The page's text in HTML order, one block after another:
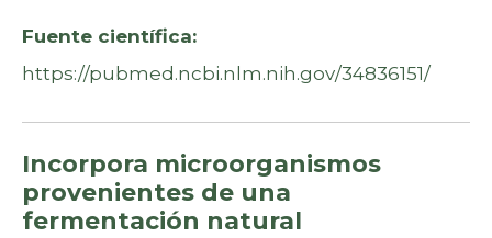
Fuente científica:
https://pubmed.ncbi.nlm.nih.gov/34836151/
Incorpora microorganismos
provenientes de una
fermentación natural